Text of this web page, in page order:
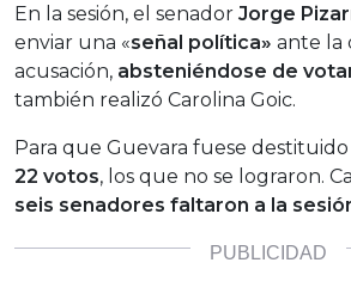
En la sesión, el senador Jorge
enviar una «señal política» ante la
acusación, absteniéndose de
también realizó Carolina Goic.
Para que Guevara fuese destituido
22 votos, los que no se lograron.
seis senadores faltaron a la